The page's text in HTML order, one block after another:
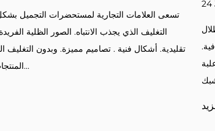
يتوقع عشاق الجمال تنوعًا في منتجات الماكياج الخاصة
متعددة. مزيج وتطابق الألوان. لوحات مخصصة. أطقم
بدون التغليف المنظم، يصبح تنسيق الألوان غير